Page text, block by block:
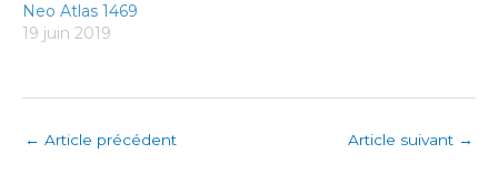
Neo Atlas 1469
19 juin 2019
← Article précédent Article suivant →